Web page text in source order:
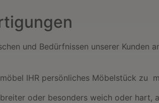
und Bedürfnissen unserer
IHR persönliches Möbelstück zu
oder besonders weich oder hart,